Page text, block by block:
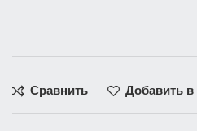
Сравнить Добавить